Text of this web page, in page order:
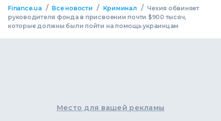
Finance.ua / Все новости / Криминал / Чехия обвиняет
руководителя фонда в присвоении почти $900 тысяч,
которые должны были пойти на помощь украинцам
Место для вашей рекламы